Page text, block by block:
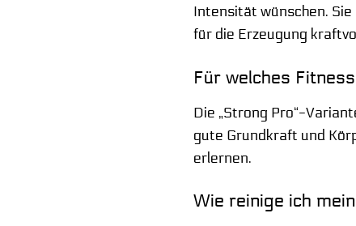
Intensität wünschen.
für die Erzeugung
Für welches
Die „Strong Pro“-
gute Grundkraft und
erlernen.
Wie reinige ich